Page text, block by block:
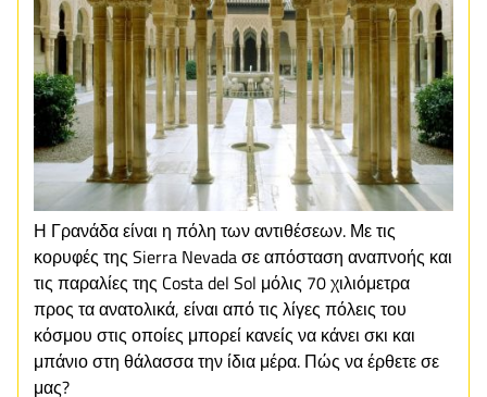
Η Γρανάδα είναι η πόλη των αντιθέσεων. Με τις
κορυφές της Sierra Nevada σε απόσταση αναπνοής και
τις παραλίες της Costa del Sol μόλις 70 χιλιόμετρα
προς τα ανατολικά, είναι από τις λίγες πόλεις του
κόσμου στις οποίες μπορεί κανείς να κάνει σκι και
μπάνιο στη θάλασσα την ίδια μέρα. Πώς να έρθετε σε
μας?